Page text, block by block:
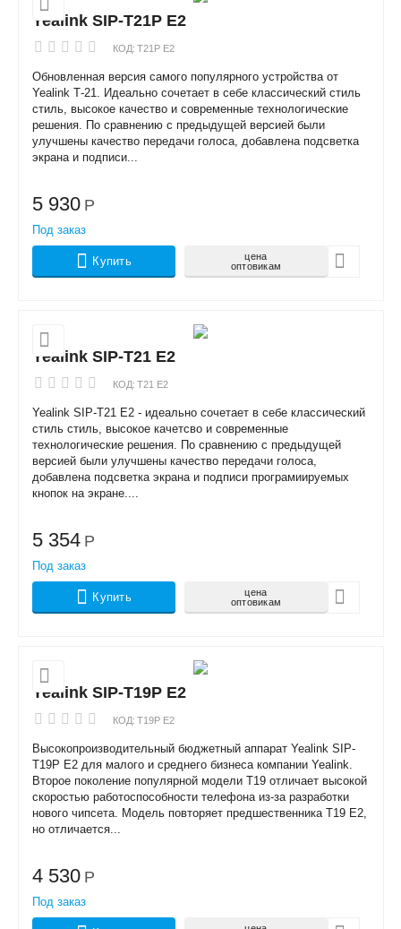
Yealink SIP-T21P E2
КОД: T21P E2
Обновленная версия самого популярного устройства от
Yealink Т-21. Идеально сочетает в себе классический стиль
стиль, высокое качество и современные технологические
решения. По сравнению с предыдущей версией были
улучшены качество передачи голоса, добавлена подсветка
экрана и подписи...
5 930 Р
Под заказ
Купить
цена
оптовикам
Yealink SIP-T21 E2
КОД: T21 E2
Yealink SIP-T21 E2 - идеально сочетает в себе классический
стиль стиль, высокое качетсво и современные
технологические решения. По сравнению с предыдущей
версией были улучшены качество передачи голоса,
добавлена подсветка экрана и подписи програмиируемых
кнопок на экране....
5 354 Р
Под заказ
Купить
цена
оптовикам
Yealink SIP-T19P E2
КОД: T19P E2
Высокопроизводительный бюджетный аппарат Yealink SIP-
T19P E2 для малого и среднего бизнеса компании Yealink.
Второе поколение популярной модели Т19 отличает высокой
скоростью работоспособности телефона из-за разработки
нового чипсета. Модель повторяет предшественника Т19 Е2,
но отличается...
4 530 Р
Под заказ